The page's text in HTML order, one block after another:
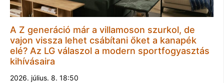
A Z generáció már a villamoson szurkol, de
vajon vissza lehet csábítani őket a kanapék
elé? Az LG válaszol a modern sportfogyasztás
kihívásaira
2026. július. 8. 18:50